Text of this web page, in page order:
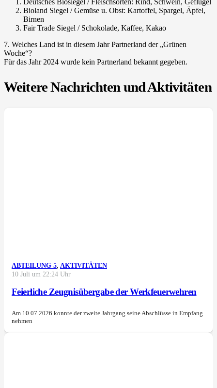
Bioland Siegel / Gemüse u. Obst: Kartoffel, Spargel, Äpfel,
Birnen
Fair Trade Siegel / Schokolade, Kaffee, Kakao
7. Welches Land ist in diesem Jahr Partnerland der „Grünen
Woche“?
Für das Jahr 2024 wurde kein Partnerland bekannt gegeben.
Weitere Nachrichten und Aktivitäten
ABTEILUNG 5, AKTIVITÄTEN
10 Juli um 22:24 Uhr
Feierliche Zeugnisübergabe der Werkfeuerwehren
Am 10.07.2026 konnte der zweite Jahrgang seine Abschlüsse in Empfang
nehmen